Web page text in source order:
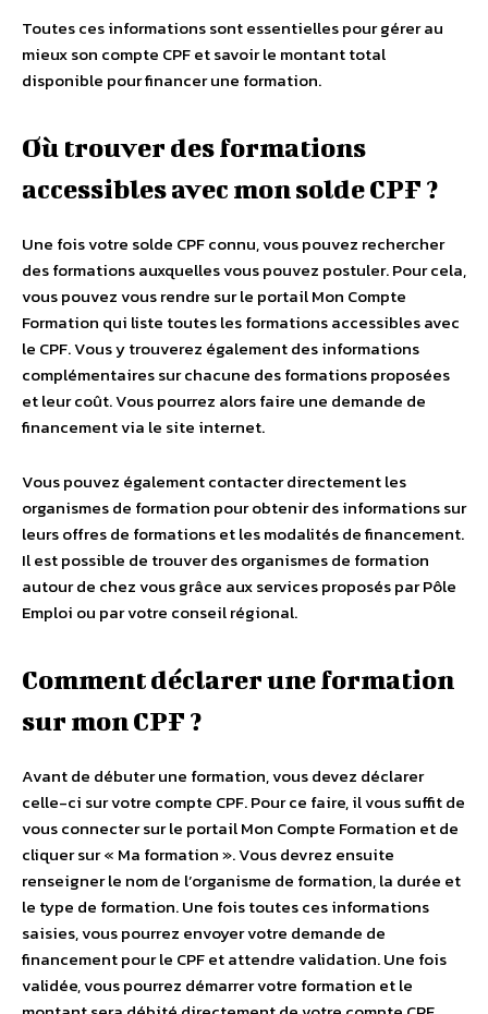
Toutes ces informations sont essentielles pour gérer au
mieux son compte CPF et savoir le montant total
disponible pour financer une formation.
Où trouver des formations
accessibles avec mon solde CPF ?
Une fois votre solde CPF connu, vous pouvez rechercher
des formations auxquelles vous pouvez postuler. Pour cela,
vous pouvez vous rendre sur le portail Mon Compte
Formation qui liste toutes les formations accessibles avec
le CPF. Vous y trouverez également des informations
complémentaires sur chacune des formations proposées
et leur coût. Vous pourrez alors faire une demande de
financement via le site internet.
Vous pouvez également contacter directement les
organismes de formation pour obtenir des informations sur
leurs offres de formations et les modalités de financement.
Il est possible de trouver des organismes de formation
autour de chez vous grâce aux services proposés par Pôle
Emploi ou par votre conseil régional.
Comment déclarer une formation
sur mon CPF ?
Avant de débuter une formation, vous devez déclarer
celle-ci sur votre compte CPF. Pour ce faire, il vous suffit de
vous connecter sur le portail Mon Compte Formation et de
cliquer sur « Ma formation ». Vous devrez ensuite
renseigner le nom de l’organisme de formation, la durée et
le type de formation. Une fois toutes ces informations
saisies, vous pourrez envoyer votre demande de
financement pour le CPF et attendre validation. Une fois
validée, vous pourrez démarrer votre formation et le